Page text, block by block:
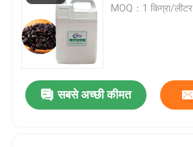
गुणवत्ता नियंत्रण
हमसे संपर्क करें
समाचार
MOQ：1 किग्रा/लीटर
सबसे अच्छी कीमत